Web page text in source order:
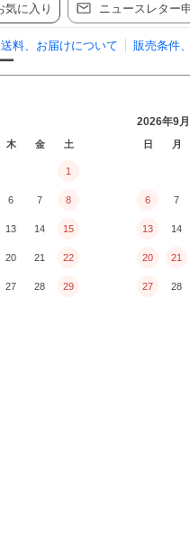
気に入り ニュースレター
送料、お届けについて 販売条件
木 金 土
1
6 7 8
13 14 15
20 21 22
27 28 29
2026年9月
日 月
6 7
13 14
20 21
27 28